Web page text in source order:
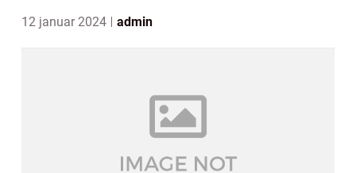
12 januar 2024 admin